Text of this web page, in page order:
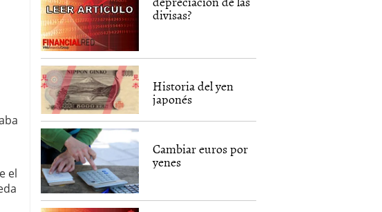
el
divisas?
Historia del yen
japonés
Cambiar euros por
yenes